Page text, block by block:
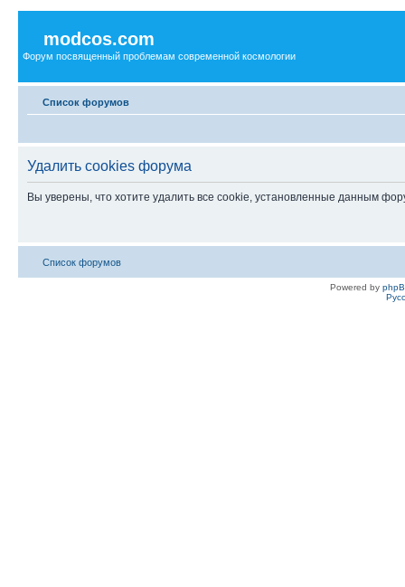
modcos.com
Форум посвященный проблемам современной космологии
Список форумов
Удалить cookies форума
Вы уверены, что хотите удалить все cookie, установленные данным
Список форумов
Powered by